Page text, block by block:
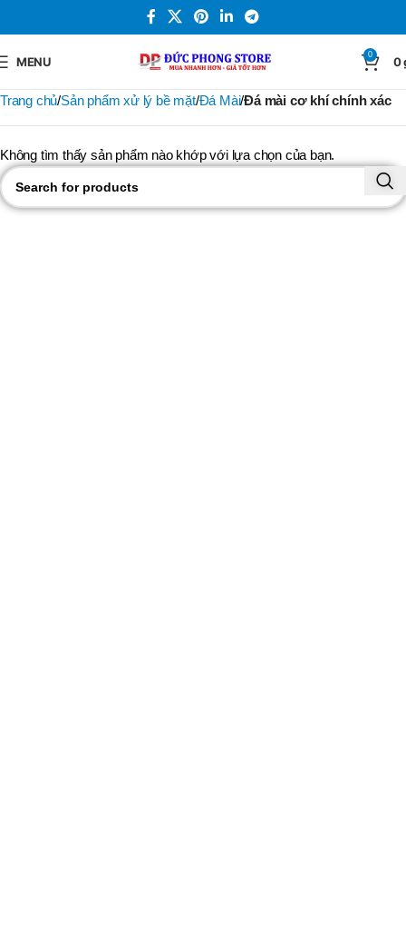
MENU 0 0
Trang chủ Sản phẩm xử lý bề mặt Đá Mài Đá mài cơ khí chính xác
Không tìm thấy sản phẩm nào khớp với lựa chọn của bạn.